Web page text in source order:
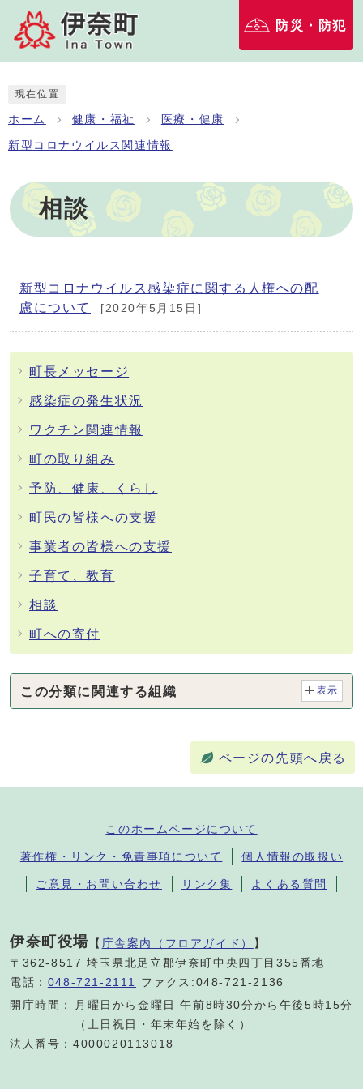
防災・防犯
現在位置
ホーム 健康・福祉 医療・健康
新型コロナウイルス関連情報
相談
新型コロナウイルス感染症に関する人権への配
慮について
[2020年5月15日]
町長メッセージ
感染症の発生状況
ワクチン関連情報
町の取り組み
予防、健康、くらし
町民の皆様への支援
事業者の皆様への支援
子育て、教育
相談
町への寄付
この分類に関連する組織 表示
ページの先頭へ戻る
このホームページについて
著作権・リンク・免責事項について 個人情報の取扱い
ご意見・お問い合わせ リンク集 よくある質問
伊奈町役場 【 庁舎案内（フロアガイド） 】
〒362-8517 埼玉県北足立郡伊奈町中央四丁目355番地
電話： 048-721-2111
ファクス:048-721-2136
開庁時間：
月曜日から金曜日 午前8時30分から午後5時15分
（土日祝日・年末年始を除く）
法人番号：4000020113018